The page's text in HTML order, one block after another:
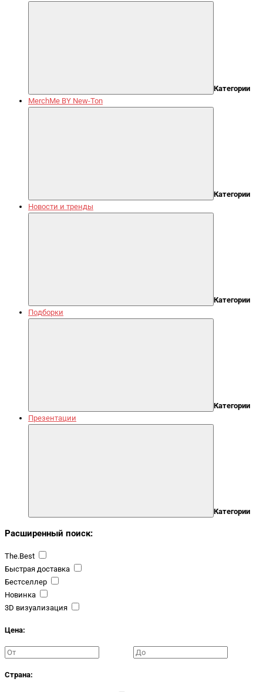
Категории
MerchMe BY New-Ton
Категории
Новости и тренды
Категории
Подборки
Категории
Презентации
Категории
Расширенный поиск:
The.Best
Быстрая доставка
Бестселлер
Новинка
3D визуализация
Цена:
Страна: